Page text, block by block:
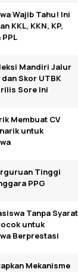
Wajib Tahu! Ini
KKL, KKN, KP,
PPL
Mandiri Jalur
Skor UTBK
Sore Ini
Membuat CV
untuk
Tinggi
PPG
Tanpa Syarat
untuk
Berprestasi
Mekanisme